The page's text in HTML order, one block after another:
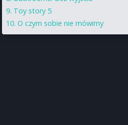
Toy story 5
O czym sobie nie mówimy